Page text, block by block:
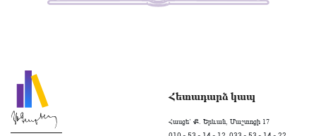
Հետադարձ կապ
Հասցե` Ք. Երևան, Մաշտոցի 17